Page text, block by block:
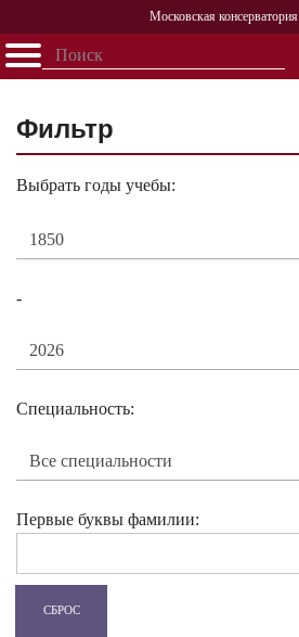
Московская консерватория
Открыть - закрыть
Фильтр
Выбрать годы учебы:
-
Специальность:
Первые буквы фамилии:
СБРОС